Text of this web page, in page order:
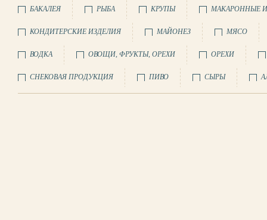
БАКАЛЕЯ РЫБА КРУПЫ МАКАРОННЫЕ
КОНДИТЕРСКИЕ ИЗДЕЛИЯ МАЙОНЕЗ МЯСО
ВОДКА ОВОЩИ, ФРУКТЫ, ОРЕХИ ОРЕХИ
СНЕКОВАЯ ПРОДУКЦИЯ ПИВО СЫРЫ